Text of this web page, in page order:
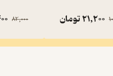
21,200تومان 82,000